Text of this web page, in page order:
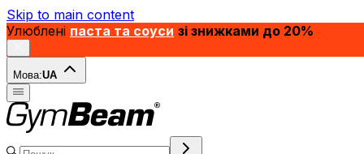
Skip to main content
Улюблені паста та соуси зі знижками до 20%
Мова:UA